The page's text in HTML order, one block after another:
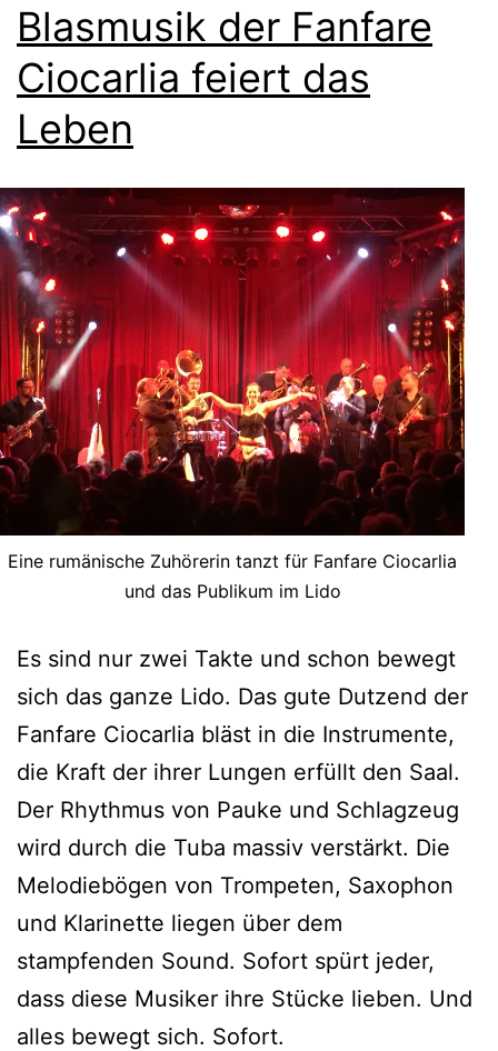
Blasmusik der Fanfare
Ciocarlia feiert das
Leben
Eine rumänische Zuhörerin tanzt für Fanfare Ciocarlia
und das Publikum im Lido
Es sind nur zwei Takte und schon bewegt
sich das ganze Lido. Das gute Dutzend der
Fanfare Ciocarlia bläst in die Instrumente,
die Kraft der ihrer Lungen erfüllt den Saal.
Der Rhythmus von Pauke und Schlagzeug
wird durch die Tuba massiv verstärkt. Die
Melodiebögen von Trompeten, Saxophon
und Klarinette liegen über dem
stampfenden Sound. Sofort spürt jeder,
dass diese Musiker ihre Stücke lieben. Und
alles bewegt sich. Sofort.